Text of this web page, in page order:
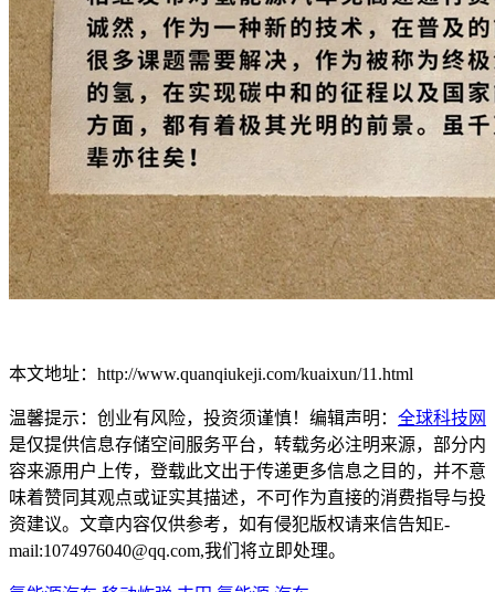
本文地址：http://www.quanqiukeji.com/kuaixun/11.html
温馨提示：创业有风险，投资须谨慎！编辑声明： 全球科技网
是仅提供信息存储空间服务平台，转载务必注明来源，部分内
容来源用户上传，登载此文出于传递更多信息之目的，并不意
味着赞同其观点或证实其描述，不可作为直接的消费指导与投
资建议。文章内容仅供参考，如有侵犯版权请来信告知E-
mail:1074976040@qq.com,我们将立即处理。